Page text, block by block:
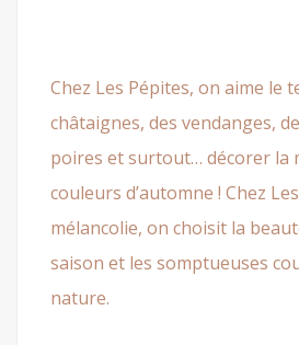
Chez Les Pépites, on aime le
châtaignes, des vendanges,
poires et surtout… décorer la
couleurs d’automne ! Chez
mélancolie, on choisit la
saison et les somptueuses
nature.